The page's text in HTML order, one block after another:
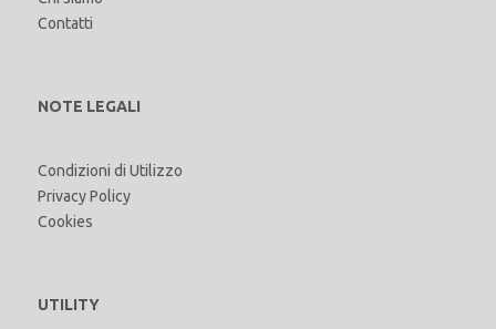
Contatti
NOTE LEGALI
Condizioni di Utilizzo
Privacy Policy
Cookies
UTILITY